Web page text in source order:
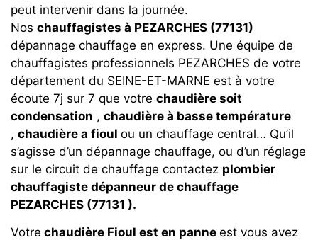
peut intervenir dans la journée.
Nos chauffagistes à PEZARCHES (77131)
dépannage chauffage en express. Une équipe de
chauffagistes professionnels PEZARCHES de votre
département du SEINE-ET-MARNE est à votre
écoute 7j sur 7 que votre chaudière soit
condensation , chaudière à basse température
, chaudière a fioul ou un chauffage central… Qu’il
s’agisse d’un dépannage chauffage, ou d’un réglage
sur le circuit de chauffage contactez plombier
chauffagiste dépanneur de chauffage
PEZARCHES (77131 ).
Votre chaudière Fioul est en panne est vous avez